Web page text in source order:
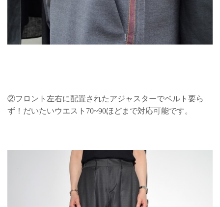
②フロント左右に配置されたアジャスターでベルト要ら
ず！だいたいウエスト70~90ほどまで対応可能です。